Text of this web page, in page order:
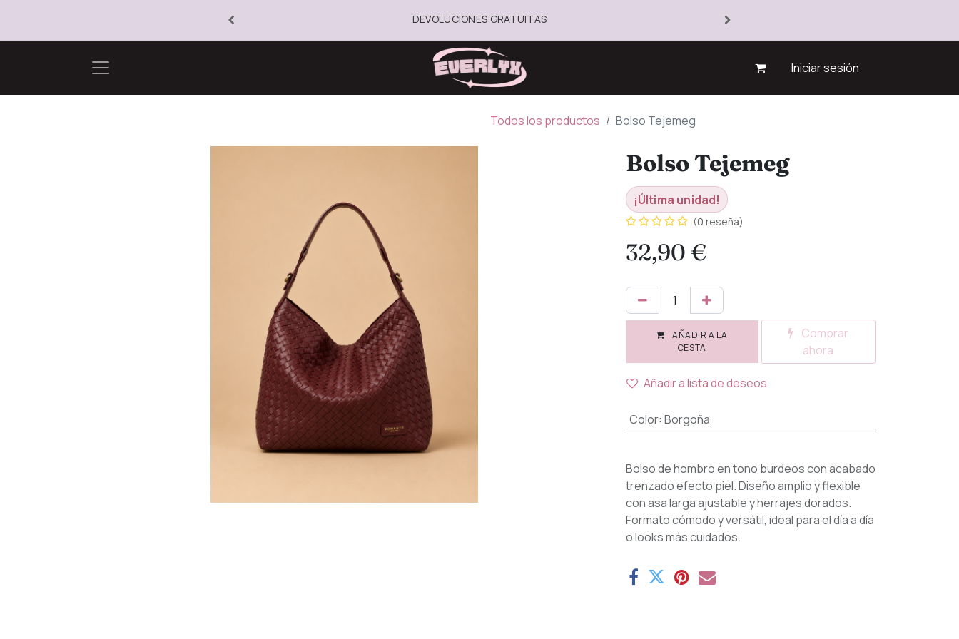
DEVOLUCIONES GRATUITAS
Iniciar sesión
Todos los productos Bolso Tejemeg
Bolso Tejemeg
¡Última unidad!
(0 reseña)
32,90 €
AÑADIR A LA
CESTA
Comprar
ahora
Añadir a lista de deseos
Color: Borgoña
Bolso de hombro en tono burdeos con acabado
trenzado efecto piel. Diseño amplio y flexible
con asa larga ajustable y herrajes dorados.
Formato cómodo y versátil, ideal para el día a día
o looks más cuidados.